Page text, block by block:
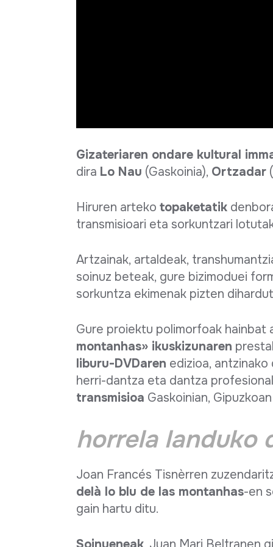
Gizateriaren ondare kultural
dira Lo Nau (Gaskoinia), Ortzadar
Hiruren arteko topaketatik
transmisioari eta sorkuntzari
Artzainak, artaldeak,
soinuz beteak, gure bizimoduei
sorkuntza ekimenak pizten
Gure proiektu polimorfoak hainbat
montanhas» ikuskizunaren
liburu-DVDaren edizioa,
herri-dantza eta dantza
transmisioa Gaskoinian,
horrela landuko
Joan Francés Tisnèrren
delà lo blu de las montanhas-en
gain hartu ditu.